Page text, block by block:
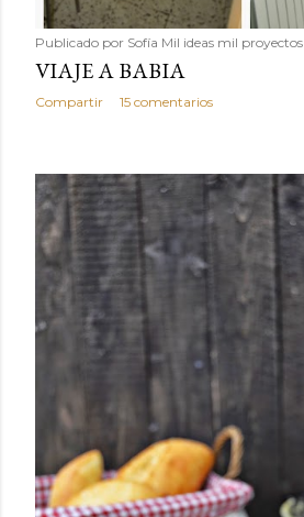
Publicado por Sofía Mil ideas mil proyectos
VIAJE A BABIA
Compartir 15 comentarios